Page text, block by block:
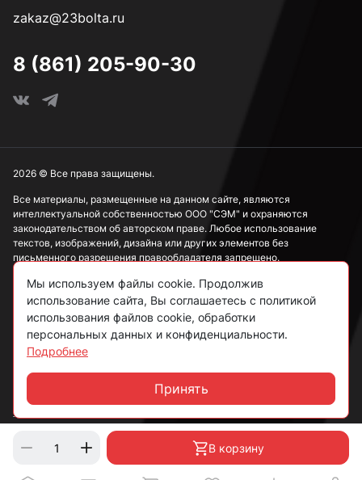
В корзину
М3
М5
М8
М12
zakaz@23bolta.ru
8 (861) 205-90-30
Все материалы, размещенные на данном сайте, являются
интеллектуальной собственностью ООО "СЭМ" и охраняются
законодательством об авторском праве. Любое использование
текстов, изображений, дизайна или других элементов без
письменного разрешения правообладателя запрещено.
Информация, представленная на сайте, носит исключительно
ознакомительный характер и не может рассматриваться как
публичная оферта в соответствии со ст. 437 ГК РФ.
Политика конфиденциальности
Согласие на обработку данных
Пользовательское соглашение
2026 © Все права защищены.
Мы используем файлы cookie. Продолжив
использование сайта, Вы соглашаетесь с политикой
использования файлов cookie, обработки
персональных данных и конфиденциальности.
Подробнее
Принять
Чат